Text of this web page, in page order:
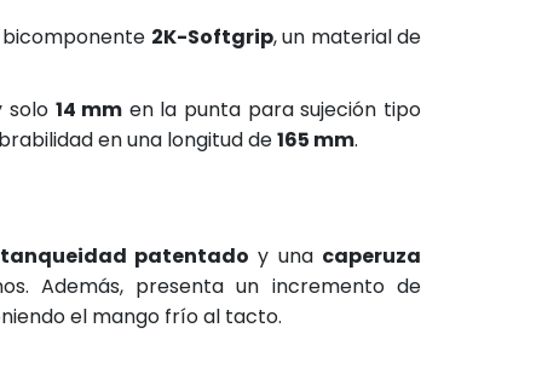
bicomponente 2K-Softgrip, un material de
solo 14 mm en la punta para sujeción tipo
en una longitud de165 mm.
patentado y una caperuza
Además, presenta un incremento de
el mango frío al tacto.